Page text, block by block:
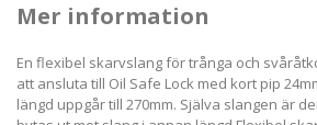
Mer information
En flexibel skarvslang för trånga och
att ansluta till Oil Safe Lock med kort pip
längd uppgår till 270mm. Själva slangen är